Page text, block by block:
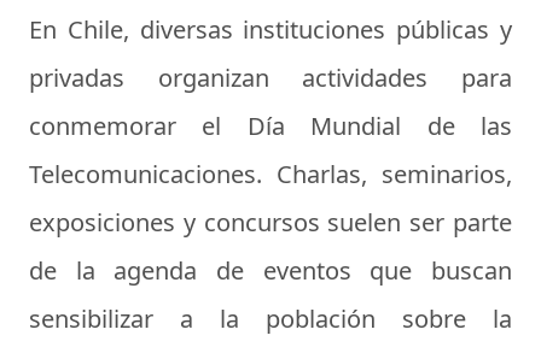
En Chile, diversas instituciones públicas y
privadas organizan actividades para
conmemorar el Día Mundial de las
Telecomunicaciones. Charlas, seminarios,
exposiciones y concursos suelen ser parte
de la agenda de eventos que buscan
sensibilizar a la población sobre la